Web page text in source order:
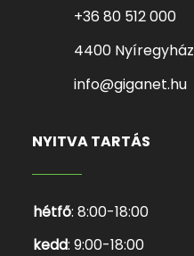
+36 80 512 000
4400
info@giganet.hu
NYITVA TARTÁS
hétfő: 8:00-18:00
kedd: 9:00-18:00